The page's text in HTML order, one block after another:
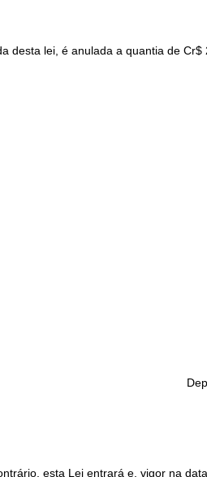
desta lei, é anulada a quantia de
esta Lei entrará e, vigor na